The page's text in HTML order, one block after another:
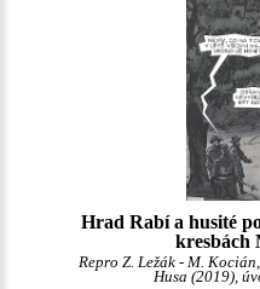
Hrad Rabí a husité
kresbách
Repro Z. Ležák - M.
Husa (2019),